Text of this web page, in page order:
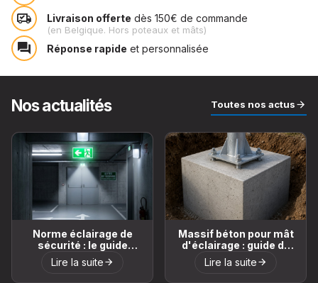
Livraison offerte dès 150€ de commande
(en Belgique. Hors poteaux et mâts)
Réponse rapide et personnalisée
Nos actualités Toutes nos actus
Norme éclairage de
sécurité : le guide
complet pour la
Belgique
Lire la suite
Massif béton pour mât
d'éclairage : guide du
calcul et du
dimensionnement
Lire la suite